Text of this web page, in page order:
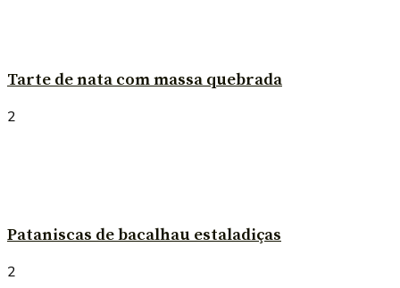
Tarte de nata com massa quebrada
2
Pataniscas de bacalhau estaladiças
2